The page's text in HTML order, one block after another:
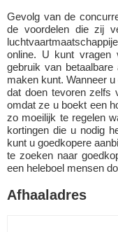
Gevolg van de
de voordelen die zij
online. U kunt vragen
gebruik van
maken kunt. Wanneer
dat doen tevoren zelfs
omdat ze u boekt een
zo moeilijk te regelen
kortingen die u nodig
kunt u goedkopere
te zoeken naar
een heleboel mensen
Afhaaladres